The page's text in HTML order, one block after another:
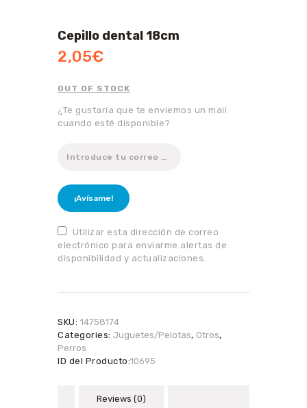
Cepillo dental 18cm
2,05€
OUT OF STOCK
¿Te gustaría que te enviemos un mail
cuando esté disponible?
¡Avísame!
Utilizar esta dirección de correo
electrónico para enviarme alertas de
disponibilidad y actualizaciones.
SKU: 14758174
Categories: Juguetes/Pelotas, Otros,
Perros
ID del Producto:10695
Reviews (0)